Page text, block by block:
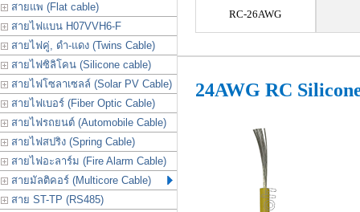
สายแพ (Flat cable)
สายไฟแบน H07VVH6-F
สายไฟคู่, ดำ-แดง (Twins Cable)
สายไฟซิลิโคน (Silicone cable)
สายไฟโซลาเซลล์ (Solar PV Cable)
สายไฟเบอร์ (Fiber Optic Cable)
สายไฟรถยนต์ (Automobile Cable)
สายไฟสปริง (Spring Cable)
สายไฟอะลาร์ม (Fire Alarm Cable)
สายมัลติคอร์ (Multicore Cable)
สาย ST-TP (RS485)
RC-26AWG
24AWG RC